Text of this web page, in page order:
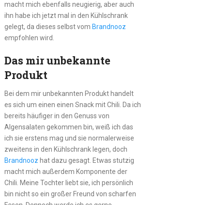
macht mich ebenfalls neugierig, aber auch
ihn habe ich jetzt mal in den Kühlschrank
gelegt, da dieses selbst vom Brandnooz
empfohlen wird.
Das mir unbekannte
Produkt
Bei dem mir unbekannten Produkt handelt
es sich um einen einen Snack mit Chili. Da ich
bereits häufiger in den Genuss von
Algensalaten gekommen bin, weiß ich das
ich sie erstens mag und sie normalerweise
zweitens in den Kühlschrank legen, doch
Brandnooz hat dazu gesagt. Etwas stutzig
macht mich außerdem Komponente der
Chili. Meine Tochter liebt sie, ich persönlich
bin nicht so ein großer Freund von scharfen